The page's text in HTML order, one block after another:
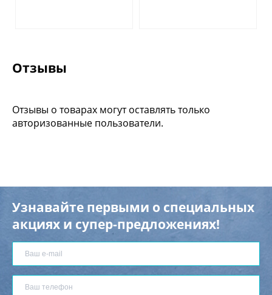
Отзывы
Отзывы о товарах могут оставлять только
авторизованные пользователи.
Узнавайте первыми о специальных
акциях и супер-предложениях!